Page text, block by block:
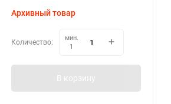
Архивный товар
Количество:
мин.
1
В корзину